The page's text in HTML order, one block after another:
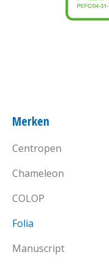
Merken
Centropen
Chameleon
COLOP
Folia
Manuscript